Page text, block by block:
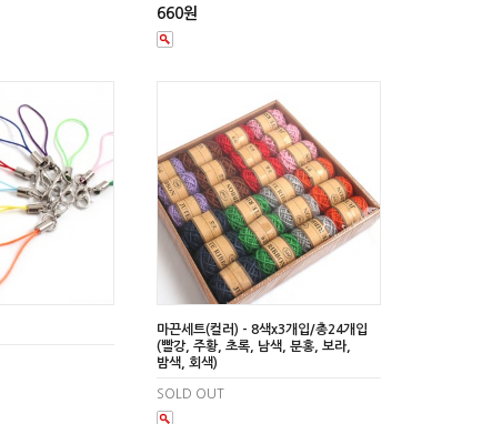
660원
마끈세트(컬러) - 8색x3개입/총24개입
(빨강, 주황, 초록, 남색, 분홍, 보라,
밤색, 회색)
SOLD OUT